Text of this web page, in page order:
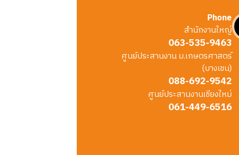
Phone
สำนักงานใหญ่
063-535-9463
ศูนย์ประสานงาน ม.เกษตรศาสตร์
(บางเขน)
088-692-9542
ศูนย์ประสานงานเชียงใหม่
061-449-6516